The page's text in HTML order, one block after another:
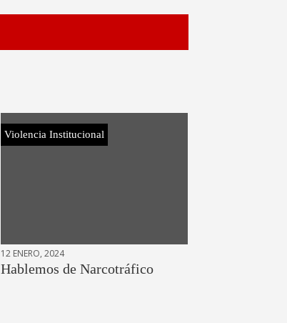
Violencia Institucional
12 ENERO, 2024
Hablemos de Narcotráfico